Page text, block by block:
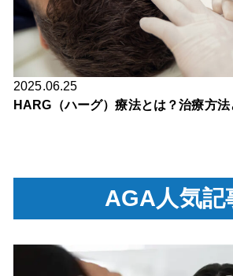
2025.06.25
HARG（ハーグ）療法とは？治療方
AGA人気記